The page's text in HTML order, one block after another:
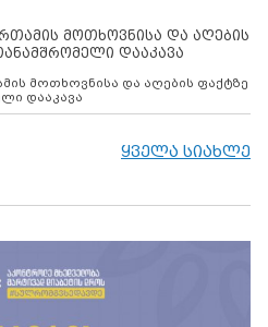
მოთხოვნისა და აღების
დააკავა
დააკავა
ყველა სიახლე